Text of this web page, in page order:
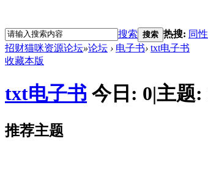
搜索 搜索 热搜: 同性
招财猫咪资源论坛»论坛 › 电子书› txt电子书
收藏本版
txt电子书 今日: 0|主题:
推荐主题